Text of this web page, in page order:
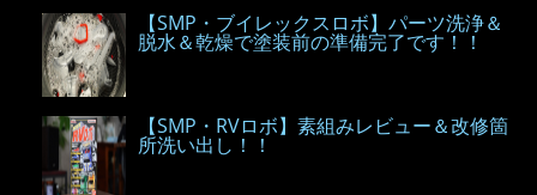
【SMP・ブイレックスロボ】パーツ洗浄＆
脱水＆乾燥で塗装前の準備完了です！！
【SMP・RVロボ】素組みレビュー＆改修箇
所洗い出し！！